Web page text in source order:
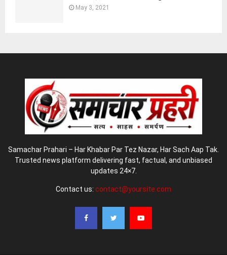
May 3, 2021
Samachar Prahari – Har Khabar Par Tez Nazar, Har Sach Aap Tak.
Trusted news platform delivering fast, factual, and unbiased
updates 24×7.
Contact us: contact@yoursite.com